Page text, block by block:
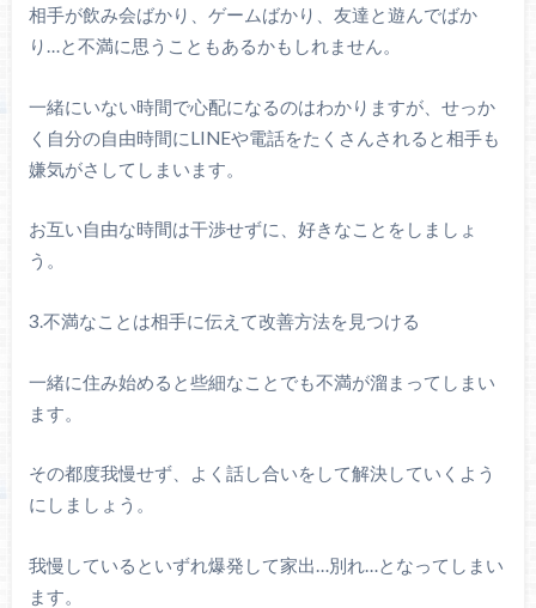
相手が飲み会ばかり、ゲームばかり、友達と遊んでばか
り…と不満に思うこともあるかもしれません。
一緒にいない時間で心配になるのはわかりますが、せっか
く自分の自由時間にLINEや電話をたくさんされると相手も
嫌気がさしてしまいます。
お互い自由な時間は干渉せずに、好きなことをしましょ
う。
3.不満なことは相手に伝えて改善方法を見つける
一緒に住み始めると些細なことでも不満が溜まってしまい
ます。
その都度我慢せず、よく話し合いをして解決していくよう
にしましょう。
我慢しているといずれ爆発して家出…別れ…となってしまい
ます。